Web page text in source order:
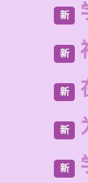
新
新
新
新
新